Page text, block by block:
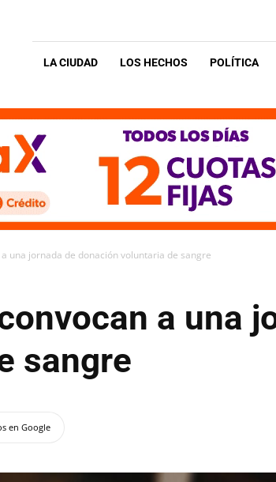
LA CIUDAD LOS HECHOS POLÍTICA
a una jornada de donación voluntaria de sangre
a una
sangre
en Google